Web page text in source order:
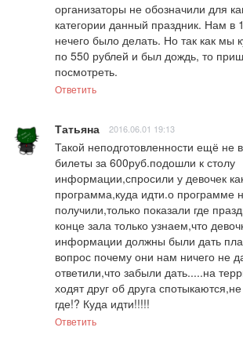
организаторы не обозначили для
категории данный праздник. Нам в
нечего было делать. Но так как мы
по 550 рублей и был дождь, то
посмотреть.
Ответить
Татьяна 2016.06.01 19:13
Такой неподготовленности ещё не
билеты за 600руб.подошли к столу
информации,спросили у девочек
программа,куда идти.о программе
получили,только показали где
конце зала только узнаем,что
информации должны были дать
вопрос почему они нам ничего не
ответили,что забыли дать.....на
ходят друг об друга
где!? Куда идти!!!!!
Ответить